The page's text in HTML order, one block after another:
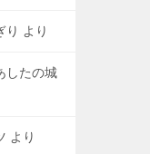
り より
したの城
より